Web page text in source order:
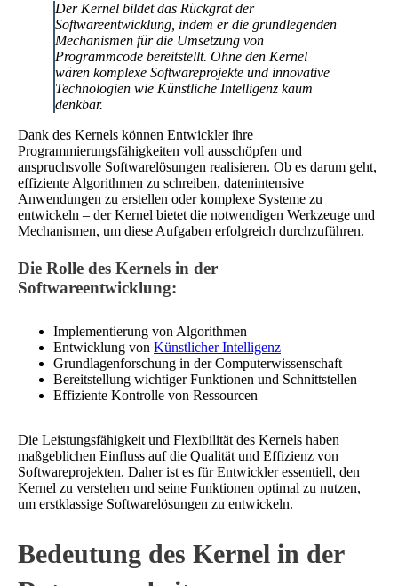
Der Kernel bildet das Rückgrat der
Softwareentwicklung, indem er die grundlegenden
Mechanismen für die Umsetzung von
Programmcode bereitstellt. Ohne den Kernel
wären komplexe Softwareprojekte und innovative
Technologien wie Künstliche Intelligenz kaum
denkbar.
Dank des Kernels können Entwickler ihre
Programmierungsfähigkeiten voll ausschöpfen und
anspruchsvolle Softwarelösungen realisieren. Ob es darum geht,
effiziente Algorithmen zu schreiben, datenintensive
Anwendungen zu erstellen oder komplexe Systeme zu
entwickeln – der Kernel bietet die notwendigen Werkzeuge und
Mechanismen, um diese Aufgaben erfolgreich durchzuführen.
Die Rolle des Kernels in der
Softwareentwicklung:
Implementierung von Algorithmen
Entwicklung von Künstlicher Intelligenz
Grundlagenforschung in der Computerwissenschaft
Bereitstellung wichtiger Funktionen und Schnittstellen
Effiziente Kontrolle von Ressourcen
Die Leistungsfähigkeit und Flexibilität des Kernels haben
maßgeblichen Einfluss auf die Qualität und Effizienz von
Softwareprojekten. Daher ist es für Entwickler essentiell, den
Kernel zu verstehen und seine Funktionen optimal zu nutzen,
um erstklassige Softwarelösungen zu entwickeln.
Bedeutung des Kernel in der